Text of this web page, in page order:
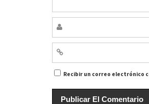
Recibir un correo electrónico